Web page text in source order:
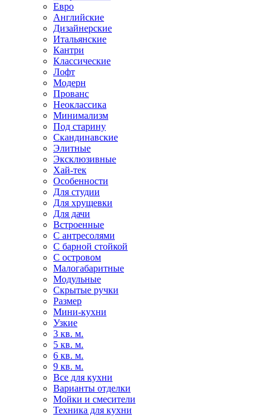
Евро
Английские
Дизайнерские
Итальянские
Кантри
Классические
Лофт
Модерн
Прованс
Неоклассика
Минимализм
Под старину
Скандинавские
Элитные
Эксклюзивные
Хай-тек
Особенности
Для студии
Для хрущевки
Для дачи
Встроенные
С антресолями
С барной стойкой
С островом
Малогабаритные
Модульные
Скрытые ручки
Размер
Мини-кухни
Узкие
3 кв. м.
5 кв. м.
6 кв. м.
9 кв. м.
Все для кухни
Варианты отделки
Мойки и смесители
Техника для кухни